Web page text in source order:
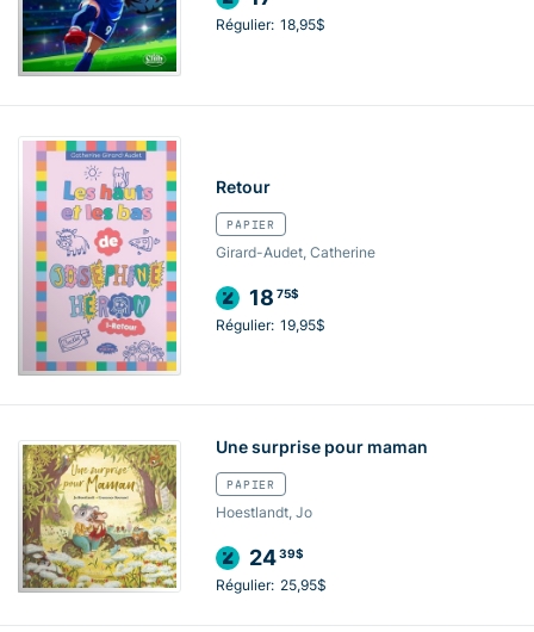
Régulier: 18,95$
Retour
PAPIER
Girard-Audet, Catherine
18 75$
Régulier: 19,95$
Une surprise pour maman
PAPIER
Hoestlandt, Jo
2439$
Régulier: 25,95$